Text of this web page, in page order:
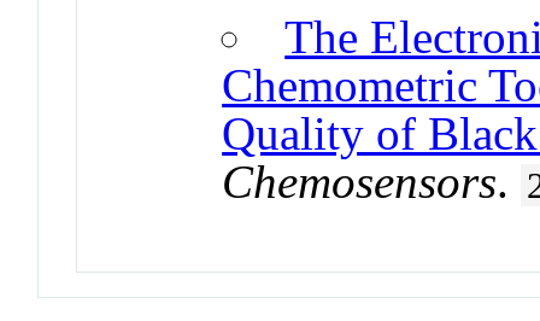
The
Chemometric
Quality of
Chemosensors.